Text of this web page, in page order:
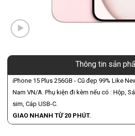
Thông tin sản
iPhone 15 Plus 256GB - Cũ đẹp 99% Like
Nam VN/A. Phụ kiện đi kèm nếu có : Hộp,
sim, Cáp USB-C.
GIAO NHANH TỪ 20 PHÚT.